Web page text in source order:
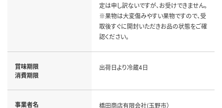
定は申し訳ないですが、お受けできません。
※果物は大変傷みやすい果物ですので、受
取後すぐに開封いただきお品の状態をご確
認ください。
賞味期限
消費期限
出荷日より冷蔵4日
事業者名 橋田商店有限会社(玉野市）